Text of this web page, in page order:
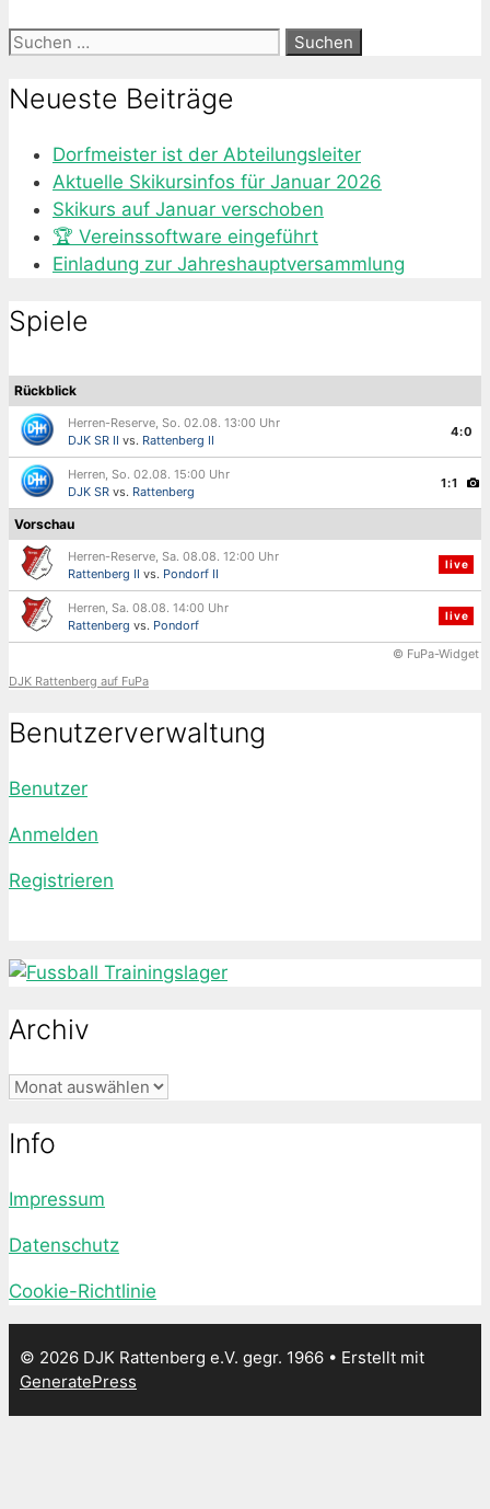
Suche
Neueste Beiträge
Dorfmeister ist der Abteilungsleiter
Aktuelle Skikursinfos für Januar 2026
Skikurs auf Januar verschoben
🏆 Vereinssoftware eingeführt
Einladung zur Jahreshauptversammlung
Spiele
Rückblick
Herren-Reserve, So. 02.08. 13:00 Uhr
DJK SR II vs. Rattenberg II
4:0
Herren, So. 02.08. 15:00 Uhr
DJK SR vs. Rattenberg
1:1
Vorschau
Herren-Reserve, Sa. 08.08. 12:00 Uhr
Rattenberg II vs. Pondorf II
live
Herren, Sa. 08.08. 14:00 Uhr
Rattenberg vs. Pondorf
live
© FuPa-Widget
DJK Rattenberg auf FuPa
Benutzerverwaltung
Benutzer
Anmelden
Registrieren
Archiv
Archiv
Info
Impressum
Datenschutz
Cookie-Richtlinie
© 2026 DJK Rattenberg e.V. gegr. 1966 • Erstellt mit
GeneratePress